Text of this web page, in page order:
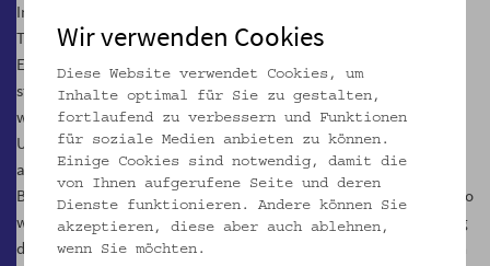
In Rahmen des Projekts werden narrative Interviews mit
TschechInnen und SlowakInnen geführt. In biografischen
Erzählungen finden immer auch Zuordnungen und Abgrenzungen
statt, die Ausdruck spezifischer Identitätskonstruktionen sind. Wie
werden das Leben und die Erzählungen der Befragten durch den
Umstand bestimmt, dass sie einer Minderheit angehören bzw. sich
angehörig fühlen?
Befragt werden VertreterInnen der autochthonen Minderheit ebenso
wie TschechInnen und SlowakInnen, die nach der Niederschlagung
des „Prager Frühlings“ oder dem „Fall des Eisernen Vorhangs“ nach
Wir verwenden Cookies
Diese Website verwendet Cookies, um
Inhalte optimal für Sie zu gestalten,
fortlaufend zu verbessern und Funktionen
für soziale Medien anbieten zu können.
Einige Cookies sind notwendig, damit die
von Ihnen aufgerufene Seite und deren
Dienste funktionieren. Andere können Sie
akzeptieren, diese aber auch ablehnen,
wenn Sie möchten.